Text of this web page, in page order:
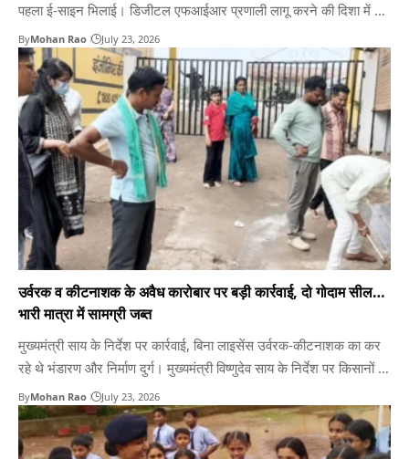
पहला ई-साइन भिलाई। डिजीटल एफआईआर प्रणाली लागू करने की दिशा में दुर्ग
पुलिस ने बड़ी उपलब्धि हासिल की है। पुलिस मुख्यालय द्वारा प्रदाय E-Pen के
माध्यम से थाना भिलाई नगर में प्रार्थी का प्रथम ई-साइन सफलतापूर्वक संपादित
किया गया।…
ByMohan Rao July 23, 2026
उर्वरक व कीटनाशक के अवैध कारोबार पर बड़ी कार्रवाई, दो गोदाम सील…
भारी मात्रा में सामग्री जब्त
मुख्यमंत्री साय के निर्देश पर कार्रवाई, बिना लाइसेंस उर्वरक-कीटनाशक का कर
रहे थे भंडारण और निर्माण दुर्ग। मुख्यमंत्री विष्णुदेव साय के निर्देश पर किसानों को
गुणवत्तायुक्त कृषि आदान समय पर उपलब्ध कराने तथा नकली एवं अमानक
उर्वरक-कीटनाशकों के कारोबार पर प्रदेशभर में कृषि विभाग द्वारा लगातार
अभियान चलाया जा रहा है। इसी…
ByMohan Rao July 23, 2026